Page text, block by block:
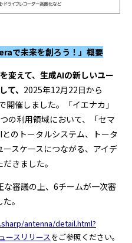
で未来を創ろう！」概要
変えて、生成AIの新しいユー
て、 2025年12月22日から
催しました。「イエナカ」
の利用領域において、「セマ
のトータルシステム、トータ
スケースにつながる、アイデ
きました。
な審議の上、6チームが一次審
。
antenna/detail.html?
ースリリースをご参照ください。